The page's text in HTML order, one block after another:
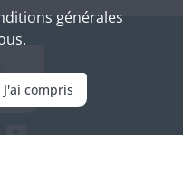
générales
J'ai compris